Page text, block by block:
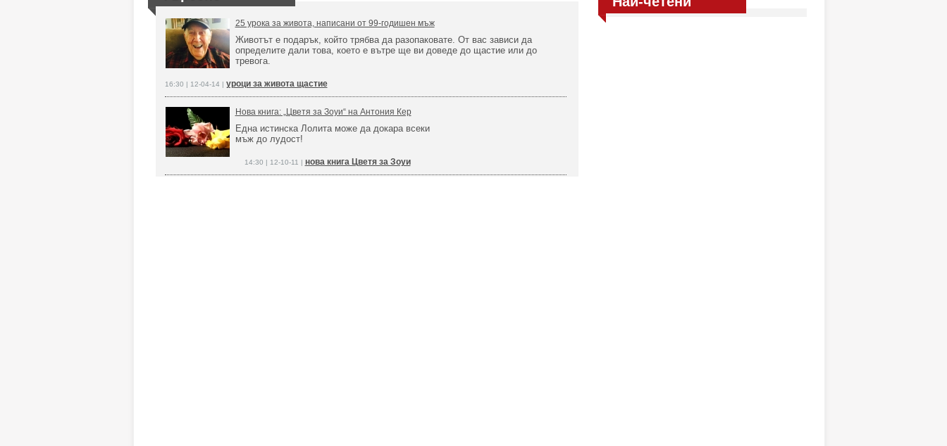
25 урока за живота, написани от 99-годишен мъж
Животът е подарък, който трябва да разопаковате. От вас зависи да
определите дали това, което е вътре ще ви доведе до щастие или до
тревога.
16:30 | 12-04-14 | уроци за живота щастие
Нова книга: „Цветя за Зоуи“ на Антония Кер
Една истинска Лолита може да докара всеки
мъж до лудост!
14:30 | 12-10-11 | нова книга Цветя за Зоуи